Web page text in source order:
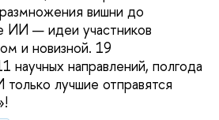
вишни до
ИИ — идеи участников
и новизной. 19
научных направлений, полгода
лучшие отправятся